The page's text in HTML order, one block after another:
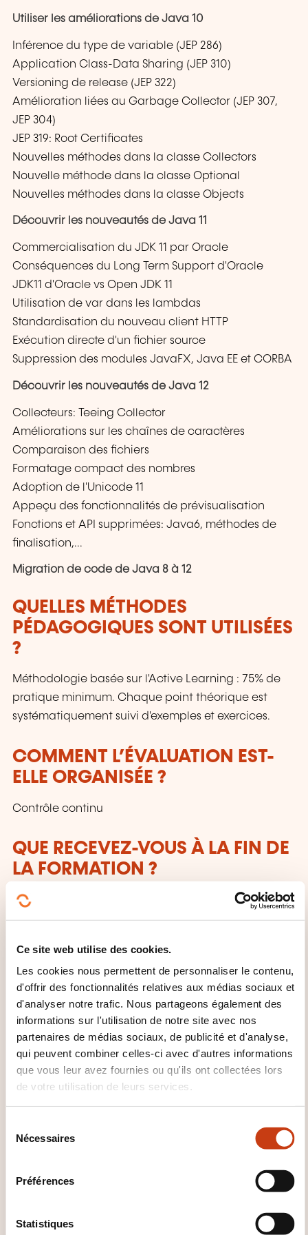
Ce site web utilise des cookies.
Les cookies nous permettent de personnaliser le contenu,
d'offrir des fonctionnalités relatives aux médias sociaux et
d'analyser notre trafic. Nous partageons également des
informations sur l'utilisation de notre site avec nos
partenaires de médias sociaux, de publicité et d'analyse,
qui peuvent combiner celles-ci avec d'autres informations
que vous leur avez fournies ou qu'ils ont collectées lors
de votre utilisation de leurs services.
Nécessaires
Préférences
Statistiques
Utiliser les améliorations de Java 10
Inférence du type de variable (JEP 286)
Application Class-Data Sharing (JEP 310)
Versioning de release (JEP 322)
Amélioration liées au Garbage Collector (JEP 307,
JEP 304)
JEP 319: Root Certificates
Nouvelles méthodes dans la classe Collectors
Nouvelle méthode dans la classe Optional
Nouvelles méthodes dans la classe Objects
Découvrir les nouveautés de Java 11
Commercialisation du JDK 11 par Oracle
Conséquences du Long Term Support d'Oracle
JDK11 d'Oracle vs Open JDK 11
Utilisation de var dans les lambdas
Standardisation du nouveau client HTTP
Exécution directe d'un fichier source
Suppression des modules JavaFX, Java EE et CORBA
Découvrir les nouveautés de Java 12
Collecteurs: Teeing Collector
Améliorations sur les chaînes de caractères
Comparaison des fichiers
Formatage compact des nombres
Adoption de l'Unicode 11
Appeçu des fonctionnalités de prévisualisation
Fonctions et API supprimées: Java6, méthodes de
finalisation,...
Migration de code de Java 8 à 12
QUELLES MÉTHODES
PÉDAGOGIQUES SONT UTILISÉES
?
Méthodologie basée sur l'Active Learning : 75% de
pratique minimum. Chaque point théorique est
systématiquement suivi d'exemples et exercices.
COMMENT L’ÉVALUATION EST-
ELLE ORGANISÉE ?
Contrôle continu
QUE RECEVEZ-VOUS À LA FIN DE
LA FORMATION ?
Attestation de fin de stage mentionnant le résultat
des acquis
QUEL SUPPORT DE COURS EST
FOURNI ?
Sources des exercices + Support papier
l’organisme de formation
Dawan - Service commercial